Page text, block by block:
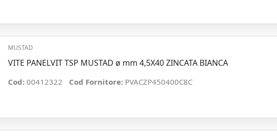
MUSTAD
VITE PANELVIT TSP MUSTAD ø mm 4,5X40 ZINCATA BIANCA
Cod: 00412322 Cod Fornitore: PVACZP450400C8C